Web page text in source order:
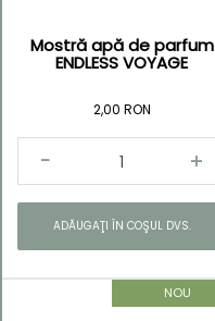
Mostră apă de parfum
ENDLESS VOYAGE
2,00 RON
ADĂUGAŢI ÎN COŞUL DVS.
NOU